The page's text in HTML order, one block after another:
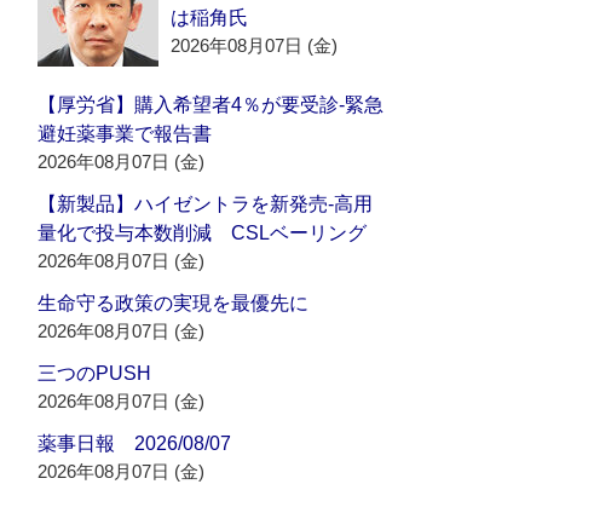
は稲角氏
2026年08月07日 (金)
【厚労省】購入希望者4％が要受診‐緊急
避妊薬事業で報告書
2026年08月07日 (金)
【新製品】ハイゼントラを新発売‐高用
量化で投与本数削減 CSLベーリング
2026年08月07日 (金)
生命守る政策の実現を最優先に
2026年08月07日 (金)
三つのPUSH
2026年08月07日 (金)
薬事日報 2026/08/07
2026年08月07日 (金)